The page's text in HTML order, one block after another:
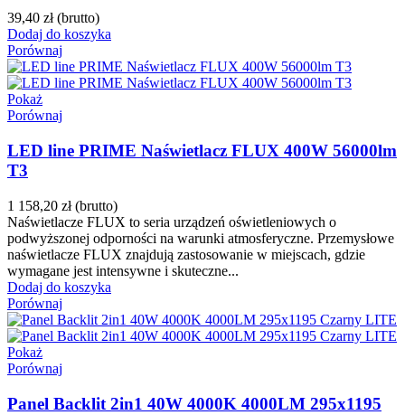
39,40 zł (brutto)
Dodaj do koszyka
Porównaj
Pokaż
Porównaj
LED line PRIME Naświetlacz FLUX 400W 56000lm
T3
1 158,20 zł (brutto)
Naświetlacze FLUX to seria urządzeń oświetleniowych o
podwyższonej odporności na warunki atmosferyczne. Przemysłowe
naświetlacze FLUX znajdują zastosowanie w miejscach, gdzie
wymagane jest intensywne i skuteczne...
Dodaj do koszyka
Porównaj
Pokaż
Porównaj
Panel Backlit 2in1 40W 4000K 4000LM 295x1195